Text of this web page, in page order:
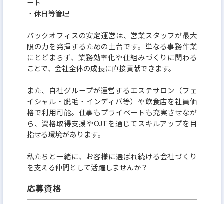
・休日等管理
バックオフィスの安定運営は、営業スタッフが最大
限の力を発揮するための土台です。単なる事務作業
にとどまらず、業務効率化や仕組みづくりに関わる
ことで、会社全体の成長に直接貢献できます。
また、自社グループが運営するエステサロン（フェ
イシャル・脱毛・インディバ等）や飲食店を社員価
格で利用可能。仕事もプライベートも充実させなが
ら、資格取得支援やOJTを通じてスキルアップを目
指せる環境があります。
私たちと一緒に、お客様に選ばれ続ける会社づくり
を支える仲間として活躍しませんか？
応募資格